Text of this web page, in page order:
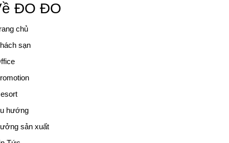
ĐO ĐO
chủ
sạn
hướng
sản xuất